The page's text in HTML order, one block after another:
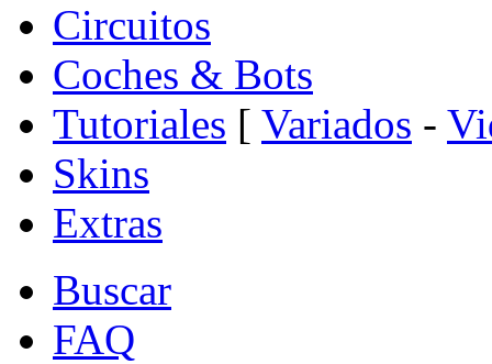
Circuitos
Coches & Bots
Tutoriales [ Variados -
Skins
Extras
Buscar
FAQ